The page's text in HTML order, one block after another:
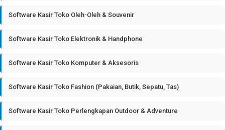
Software Kasir Toko Oleh-Oleh & Souvenir
Software Kasir Toko Elektronik & Handphone
Software Kasir Toko Komputer & Aksesoris
Software Kasir Toko Fashion (Pakaian, Butik, Sepatu, Tas)
Software Kasir Toko Perlengkapan Outdoor & Adventure